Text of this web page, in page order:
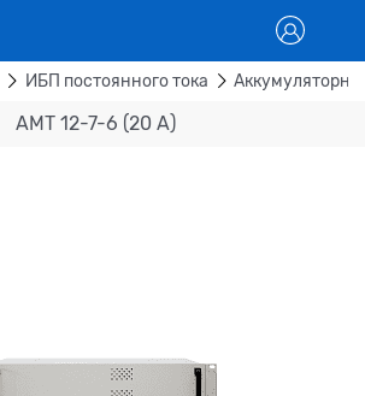
ИБП постоянного тока
АМТ 12-7-6 (20 А)